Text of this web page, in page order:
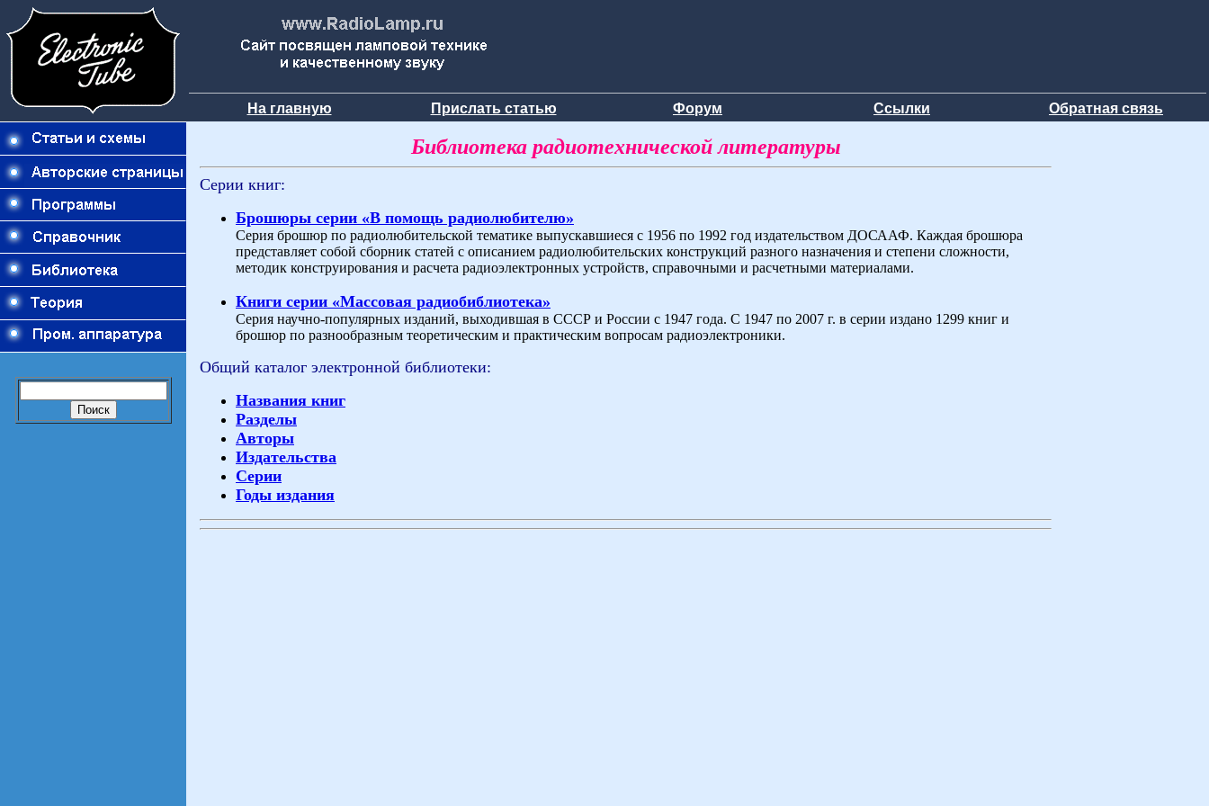
На главную Прислать статью Форум Ссылки Обратная связь
Библиотека радиотехнической литературы
Серии книг:
Брошюры серии «В помощь радиолюбителю»
Серия брошюр по радиолюбительской тематике выпускавшиеся с 1956 по 1992 год издательством ДОСААФ. Каждая брошюра
представляет собой сборник статей с описанием радиолюбительских конструкций разного назначения и степени сложности,
методик конструирования и расчета радиоэлектронных устройств, справочными и расчетными материалами.
Книги серии «Массовая радиобиблиотека»
Серия научно-популярных изданий, выходившая в СССР и России с 1947 года. С 1947 по 2007 г. в серии издано 1299 книг и
брошюр по разнообразным теоретическим и практическим вопросам радиоэлектроники.
Общий каталог электронной библиотеки:
Названия книг
Разделы
Авторы
Издательства
Серии
Годы издания